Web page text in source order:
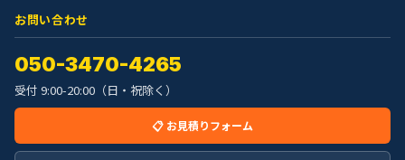
お問い合わせ
050-3470-4265
受付 9:00-20:00（日・祝除く）
📋 お見積りフォーム